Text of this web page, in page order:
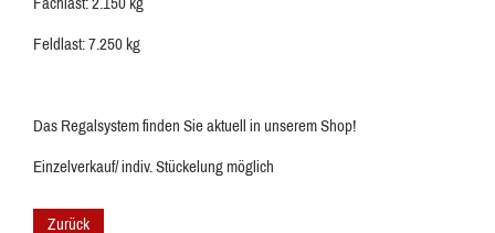
Feldlast: 7.250 kg
Das Regalsystem finden Sie aktuell in unserem Shop!
Einzelverkauf/ indiv. Stückelung möglich
Zurück